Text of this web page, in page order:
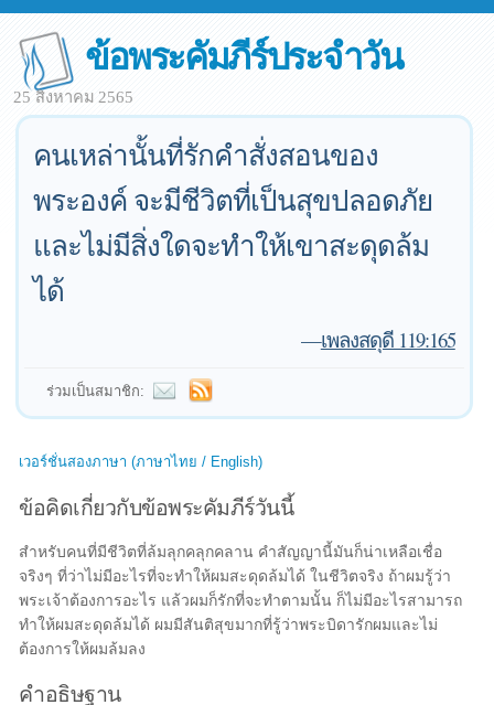
ข้อพระคัมภีร์ประจำวัน
25 สิงหาคม 2565
คนเหล่านั้นที่รักคำสั่งสอนของ
พระองค์ จะมีชีวิตที่เป็นสุขปลอดภัย
และไม่มีสิ่งใดจะทำให้เขาสะดุดล้ม
ได้
—เพลงสดุดี 119:165
ร่วมเป็นสมาชิก:
เวอร์ชั่นสองภาษา (ภาษาไทย / English)
ข้อคิดเกี่ยวกับข้อพระคัมภีร์วันนี้
สำหรับคนที่มีชีวิตที่ล้มลุกคลุกคลาน คำสัญญานี้มันก็น่าเหลือเชื่อ
จริงๆ ที่ว่าไม่มีอะไรที่จะทำให้ผมสะดุดล้มได้ ในชีวิตจริง ถ้าผมรู้ว่า
พระเจ้าต้องการอะไร แล้วผมก็รักที่จะทำตามนั้น ก็ไม่มีอะไรสามารถ
ทำให้ผมสะดุดล้มได้ ผมมีสันติสุขมากที่รู้ว่าพระบิดารักผมและไม่
ต้องการให้ผมล้มลง
คำอธิษฐาน